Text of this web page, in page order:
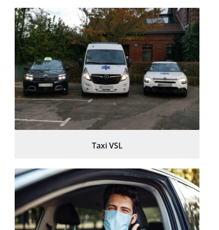
Taxi VSL